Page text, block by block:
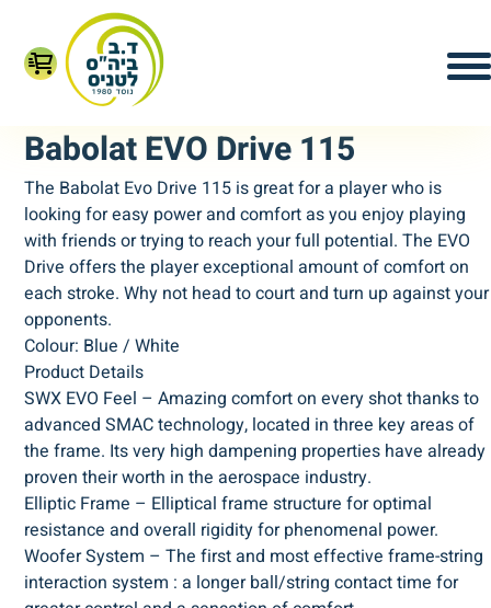
Babolat EVO Drive 115
The Babolat Evo Drive 115 is great for a player who is
looking for easy power and comfort as you enjoy playing
with friends or trying to reach your full potential. The EVO
Drive offers the player exceptional amount of comfort on
each stroke. Why not head to court and turn up against your
opponents.
Colour: Blue / White
Product Details
SWX EVO Feel – Amazing comfort on every shot thanks to
advanced SMAC technology, located in three key areas of
the frame. Its very high dampening properties have already
proven their worth in the aerospace industry.
Elliptic Frame – Elliptical frame structure for optimal
resistance and overall rigidity for phenomenal power.
Woofer System – The first and most effective frame-string
interaction system : a longer ball/string contact time for